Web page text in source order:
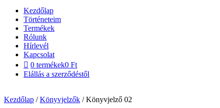
Kezdőlap
Történeteim
Termékek
Rólunk
Hírlevél
Kapcsolat
0 termékek0 Ft
Elállás a szerződéstől
Kezdőlap /Könyvjelzők / Könyvjelző 02